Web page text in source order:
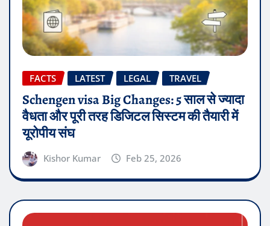
FACTS LATEST LEGAL TRAVEL
Schengen visa Big Changes: 5 साल से ज्यादा
वैधता और पूरी तरह डिजिटल सिस्टम की तैयारी में
यूरोपीय संघ
Kishor Kumar Feb 25, 2026